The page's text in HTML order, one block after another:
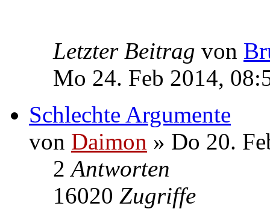
Letzter Beitrag von
Mo 24. Feb 2014,
Schlechte Argumente
von Daimon » Do 20.
2Antworten
16020 Zugriffe